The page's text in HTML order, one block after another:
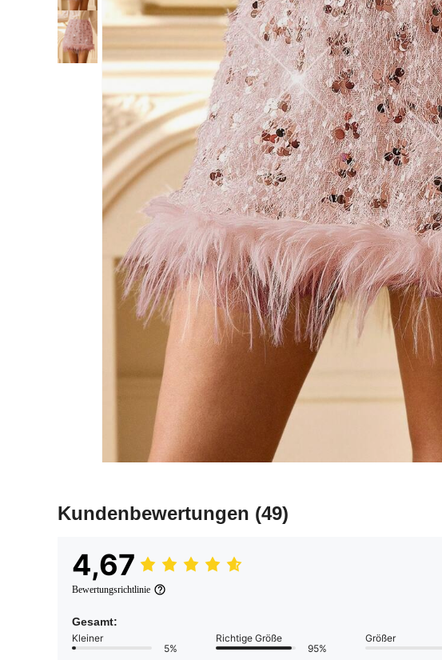
Kundenbewertungen (49)
4,67
Bewertungsrichtlinie
Gesamt:
Kleiner
5%
Richtige Größe
95%
Größer